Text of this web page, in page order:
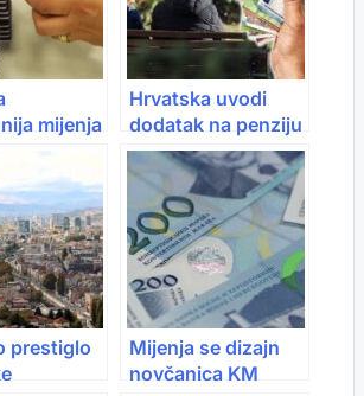
mijenja
Investicija
biti
Hrvatska uvodi
dodatak na penziju
i ukida porez: Evo
šta se sve mijenja
za penzionere
prestiglo
Mijenja se dizajn
novčanica KM